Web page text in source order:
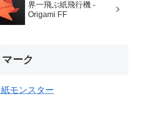
界一飛ぶ紙飛行機 -
Origami FF
ーク
モンスター